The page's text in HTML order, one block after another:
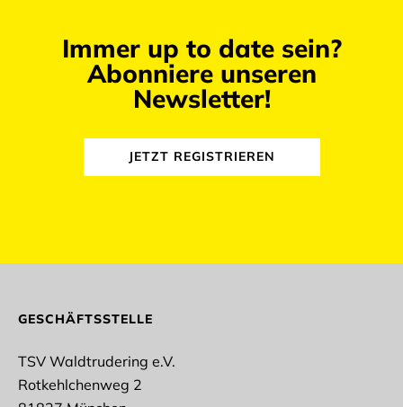
Immer up to date sein?
Abonniere unseren
Newsletter!
JETZT REGISTRIEREN
Anrede
GESCHÄFTSSTELLE
TSV Waldtrudering e.V.
Rotkehlchenweg 2